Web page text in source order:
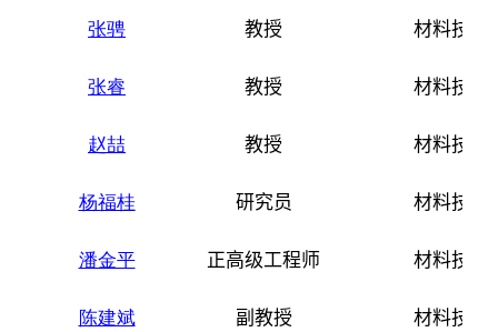
张骋 教授 材料技术
张睿 教授 材料技术
赵喆 教授 材料技术
杨福桂 研究员 材料技术
潘金平 正高级工程师 材料技术
陈建斌 副教授 材料技术